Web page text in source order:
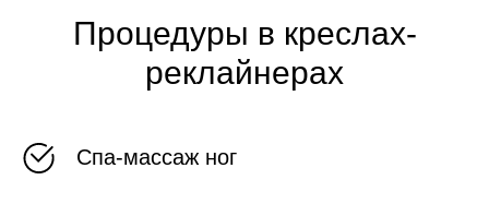
Процедуры в креслах-
реклайнерах
Спа-массаж ног